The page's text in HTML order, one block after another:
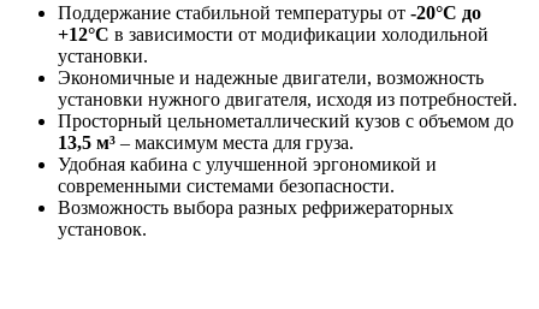
Поддержание стабильной температуры от -20°C до
+12°C в зависимости от модификации холодильной
установки.
Экономичные и надежные двигатели, возможность
установки нужного двигателя, исходя из потребностей.
Просторный цельнометаллический кузов с объемом до
13,5 м³ – максимум места для груза.
Удобная кабина с улучшенной эргономикой и
современными системами безопасности.
Возможность выбора разных рефрижераторных
установок.